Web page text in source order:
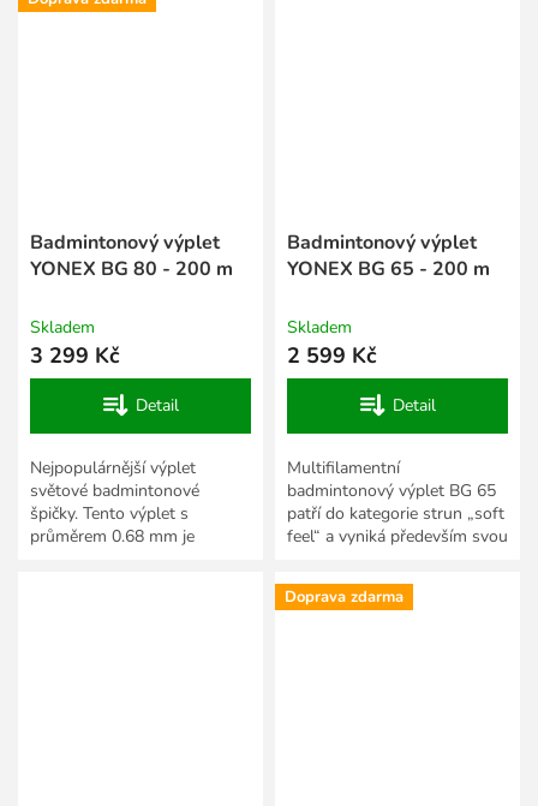
Badmintonový výplet
YONEX BG 80 - 200 m
Skladem
3 299 Kč
Detail
Nejpopulárnější výplet
světové badmintonové
špičky. Tento výplet s
průměrem 0.68 mm je
Badmintonový výplet
YONEX BG 65 - 200 m
Skladem
2 599 Kč
Detail
Multifilamentní
badmintonový výplet BG 65
patří do kategorie strun „soft
feel“ a vyniká především svou
skvělou trvanlivost...
Doprava zdarma